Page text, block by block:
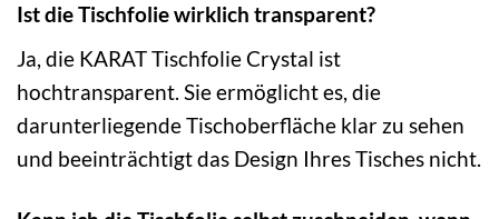
Ist die Tischfolie wirklich transparent?
Ja, die KARAT Tischfolie Crystal ist
hochtransparent. Sie ermöglicht es, die
darunterliegende Tischoberfläche klar zu sehen
und beeinträchtigt das Design Ihres Tisches nicht.